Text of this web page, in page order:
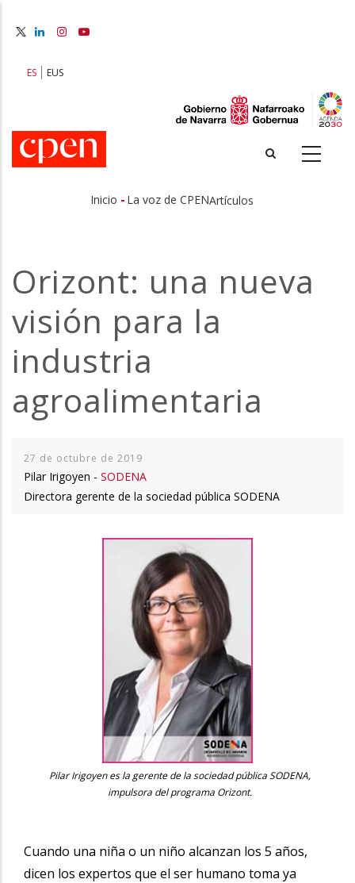
principal
ES EUS
de
ayuda
a
la
navegación
Inicio - La voz de CPENArtículos
Orizont: una nueva
visión para la
industria
agroalimentaria
27 de octubre de 2019
Pilar Irigoyen - SODENA
Directora gerente de la sociedad pública SODENA
Pilar Irigoyen es la gerente de la sociedad pública SODENA,
impulsora del programa Orizont.
Cuando una niña o un niño alcanzan los 5 años,
dicen los expertos que el ser humano toma ya